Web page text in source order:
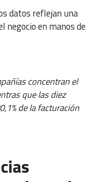
datos reflejan una
negocio en manos de
concentran el
que las diez
de la facturación